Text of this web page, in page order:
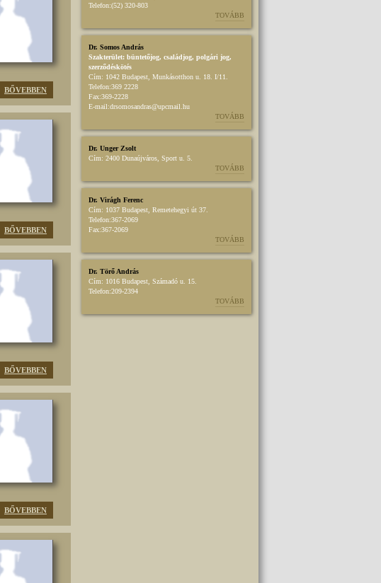
BŐVEBBEN
BŐVEBBEN
BŐVEBBEN
BŐVEBBEN
Telefon:(52) 320-803
TOVÁBB
Dr. Somos András
Szakterület: büntetőjog, családjog, polgári jog,
szerződéskötés
Cím: 1042 Budapest, Munkásotthon u. 18. I/11.
Telefon:369 2228
Fax:369-2228
E-mail:drsomosandras@upcmail.hu
TOVÁBB
Dr. Unger Zsolt
Cím: 2400 Dunaújváros, Sport u. 5.
TOVÁBB
Dr. Virágh Ferenc
Cím: 1037 Budapest, Remetehegyi út 37.
Telefon:367-2069
Fax:367-2069
TOVÁBB
Dr. Törő András
Cím: 1016 Budapest, Számadó u. 15.
Telefon:209-2394
TOVÁBB